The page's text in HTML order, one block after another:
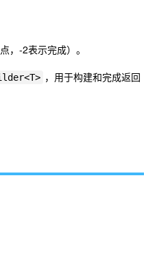
，-2表示完成）。
，用于构建和完成返回